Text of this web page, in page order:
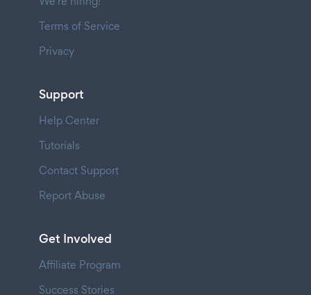
Terms of Service
Privacy
Support
Help Center
Tutorials
Contact Support
Report Abuse
Get Involved
Affiliate Program
Success Stories